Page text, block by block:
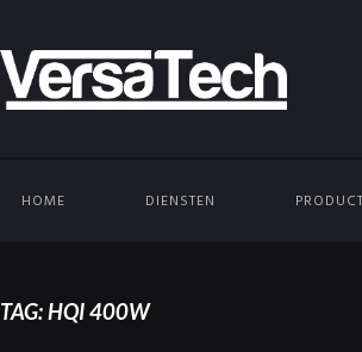
HOME DIENSTEN
TAG: HQI 400W